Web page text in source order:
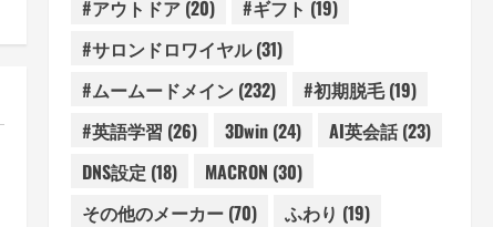
#アウトドア(20) #ギフト (19)
#サロンドロワイヤル(31)
#ムームードメイン(232) #初期脱毛(19)
#英語学習 (26) 3Dwin(24) AI英会話(23)
DNS設定 (18) MACRON (30)
その他のメーカー(70) ふわり (19)